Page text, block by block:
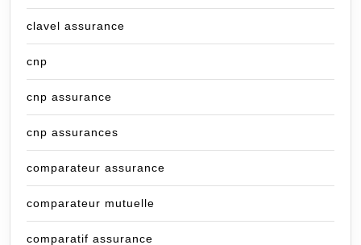
clavel assurance
cnp
cnp assurance
cnp assurances
comparateur assurance
comparateur mutuelle
comparatif assurance